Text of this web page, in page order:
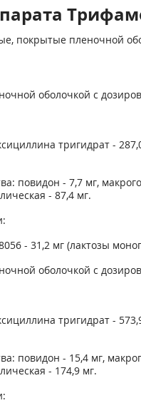
покрытые пленочной
оболочкой с
тригидрат -
повидон - 7,7 мг,
- 87,4 мг.
- 31,2 мг (лактозы
оболочкой с
тригидрат -
повидон - 15,4 мг,
- 174,9 мг.